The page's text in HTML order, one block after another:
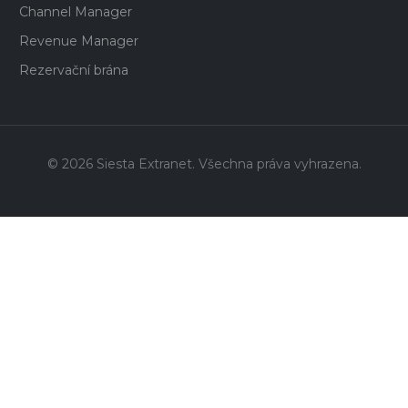
Channel Manager
Revenue Manager
Rezervační brána
© 2026Siesta Extranet. Všechna práva vyhrazena.